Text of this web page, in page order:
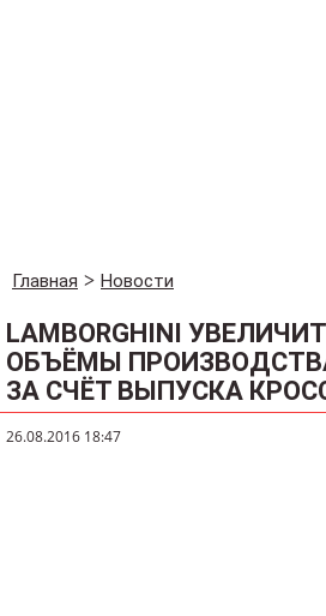
Главная Новости
LAMBORGHINI
ОБЪЁМЫ
ЗА СЧЁТ ВЫПУСКА
26.08.2016 18:47